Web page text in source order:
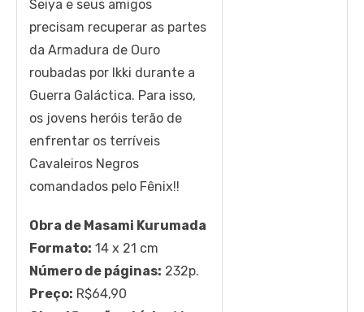
Seiya e seus amigos
precisam recuperar as partes
da Armadura de Ouro
roubadas por Ikki durante a
Guerra Galáctica. Para isso,
os jovens heróis terão de
enfrentar os terríveis
Cavaleiros Negros
comandados pelo Fênix!!
Obra de Masami Kurumada
Formato: 14 x 21 cm
Número de páginas: 232p.
Preço: R$64,90